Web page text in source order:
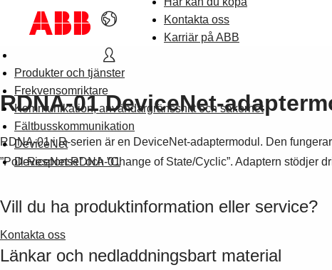
Kontakta oss
Karriär på ABB
Produkter och tjänster
Frekvensomriktare
Kommunikation, användargränssnitt och säkerhet
Fältbusskommunikation
DeviceNet
DeviceNet RDNA-01
RDNA-01 DeviceNet-
RDNA-01 i R-serien är en DeviceNet-adaptermodul. Den
”Poll-Response” och ”Change of State/Cyclic”. Adaptern
Vill du ha produktinformation eller service?
Kontakta oss
Länkar och nedladdningsbart material